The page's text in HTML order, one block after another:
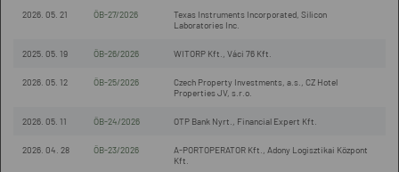
2026. 05. 21 ÖB-27/2026
Texas Instruments Incorporated, Silicon
Laboratories Inc.
2025. 05. 19 ÖB-26/2026 WITORP Kft., Váci 76 Kft.
2026. 05. 12 ÖB-25/2026
Czech Property Investments, a.s., CZ Hotel
Properties JV, s.r.o.
2026. 05. 11 ÖB-24/2026 OTP Bank Nyrt., Financial Expert Kft.
2026. 04. 28 ÖB-23/2026
A-PORTOPERATOR Kft., Adony Logisztikai Központ
Kft.